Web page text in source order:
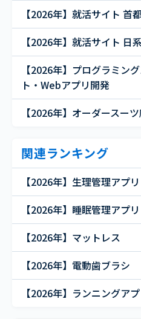
【2026年】就活サイト 首
【2026年】就活サイト 日
【2026年】プログラミン
ト・Webアプリ開発
【2026年】オーダースー
関連ランキング
【2026年】生理管理アプリ
【2026年】睡眠管理アプリ
【2026年】マットレス
【2026年】電動歯ブラシ
【2026年】ランニングア